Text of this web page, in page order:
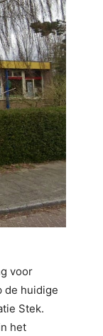
voor
de huidige
Stek.
het